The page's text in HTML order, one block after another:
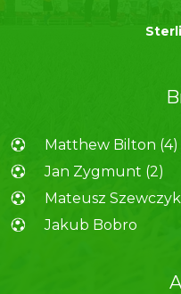
Matthew Bilton (4)
Jan Zygmunt (2)
Mateusz
Jakub Bobro